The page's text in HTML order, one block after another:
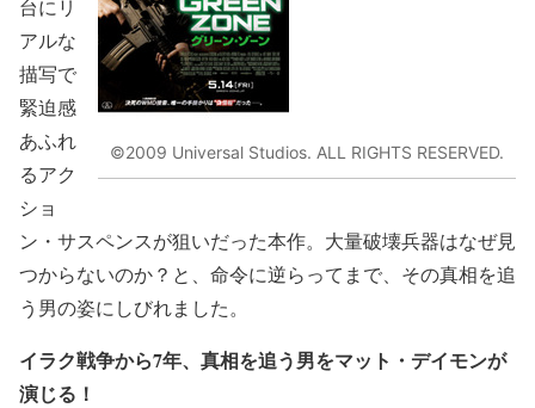
©2009 Universal Studios. ALL RIGHTS RESERVED.
台にリ
アルな
描写で
緊迫感
あふれ
るアク
ショ
ン・サスペンスが狙いだった本作。大量破壊兵器はなぜ見
つからないのか？と、命令に逆らってまで、その真相を追
う男の姿にしびれました。
イラク戦争から7年、真相を追う男をマット・デイモンが
演じる！